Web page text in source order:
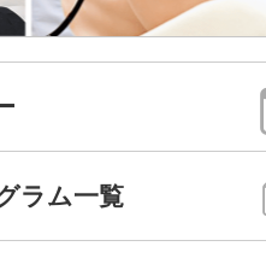
ラム一覧